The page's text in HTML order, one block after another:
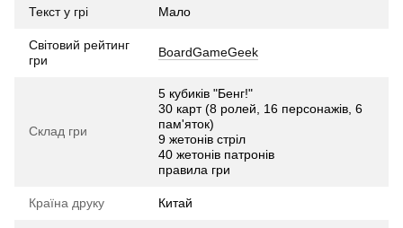
Текст у грі Мало
Світовий рейтинг
гри
BoardGameGeek
Склад гри
5 кубиків "Бенг!"
30 карт (8 ролей, 16 персонажів, 6
пам'яток)
9 жетонів стріл
40 жетонів патронів
правила гри
Країна друку Китай